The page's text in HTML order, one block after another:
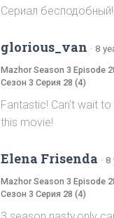
Сериал
glorious_van · 8
Mazhor Season 3 Episode
Сезон 3 Серия 28 (4)
Fantastic! Can't wait
this movie!
Elena Frisenda · 8
Mazhor Season 3 Episode
Сезон 3 Серия 28 (4)